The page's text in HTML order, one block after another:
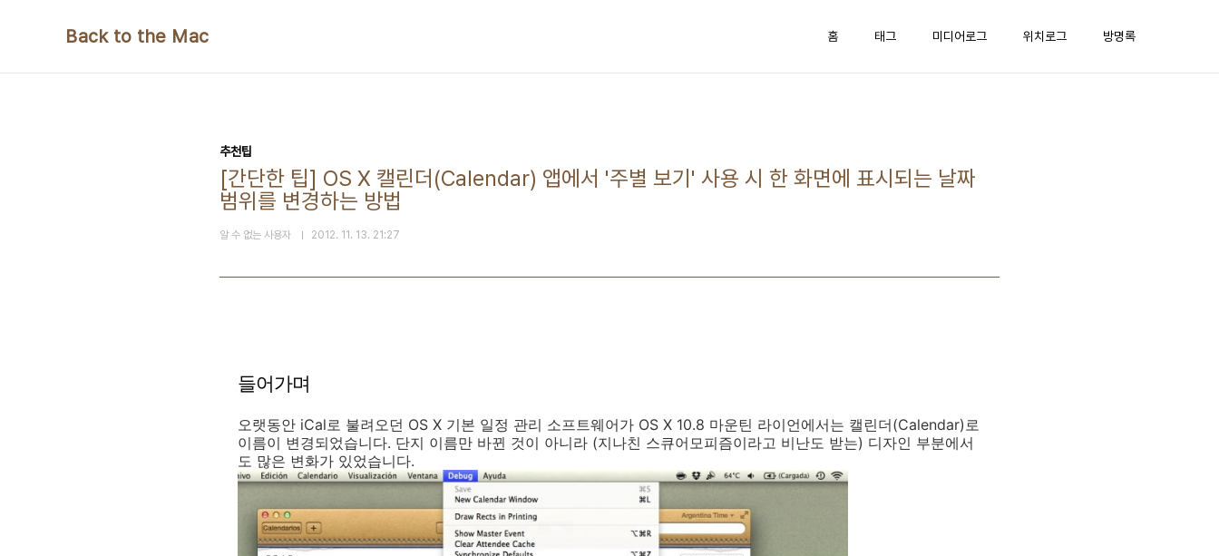
Back to the Mac 홈 태그 미디어로그 위치로그 방명록
추천팁
[간단한 팁] OS X 캘린더(Calendar) 앱에서 '주별 보기' 사용 시 한 화면에 표시되는 날짜
범위를 변경하는 방법
알 수 없는 사용자 2012. 11. 13. 21:27
들어가며
오랫동안 iCal로 불려오던 OS X 기본 일정 관리 소프트웨어가 OS X 10.8 마운틴 라이언에서는 캘린더(Calendar)로
이름이 변경되었습니다. 단지 이름만 바뀐 것이 아니라 (지나친 스큐어모피즘이라고 비난도 받는) 디자인 부분에서
도 많은 변화가 있었습니다.